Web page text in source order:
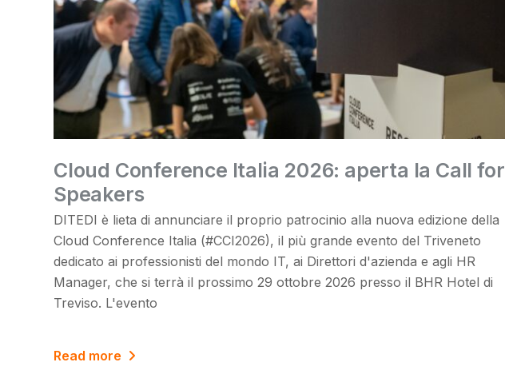
Cloud Conference Italia 2026: aperta la Call for
Speakers
DITEDI è lieta di annunciare il proprio patrocinio alla nuova edizione della
Cloud Conference Italia (#CCI2026), il più grande evento del Triveneto
dedicato ai professionisti del mondo IT, ai Direttori d'azienda e agli HR
Manager, che si terrà il prossimo 29 ottobre 2026 presso il BHR Hotel di
Treviso. L'evento
Read more